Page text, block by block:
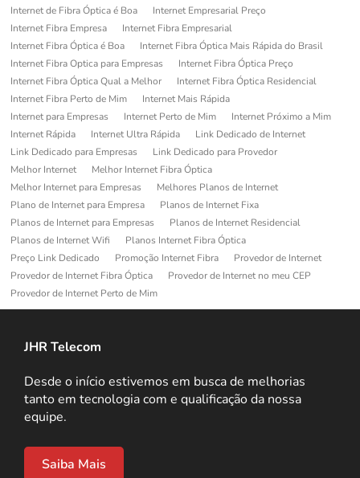
Internet de Fibra Óptica é Boa
Internet Empresarial Preço
Internet Fibra Empresa
Internet Fibra Empresarial
Internet Fibra Óptica é Boa
Internet Fibra Óptica Mais Rápida do Brasil
Internet Fibra Optica para Empresas
Internet Fibra Óptica Preço
Internet Fibra Óptica Qual a Melhor
Internet Fibra Óptica Residencial
Internet Fibra Perto de Mim
Internet Mais Rápida
Internet para Empresas
Internet Perto de Mim
Internet Próximo a Mim
Internet Rápida
Internet Ultra Rápida
Link Dedicado de Internet
Link Dedicado para Empresas
Link Dedicado para Provedor
Melhor Internet
Melhor Internet Fibra Óptica
Melhor Internet para Empresas
Melhores Planos de Internet
Plano de Internet para Empresa
Planos de Internet Fixa
Planos de Internet para Empresas
Planos de Internet Residencial
Planos de Internet Wifi
Planos Internet Fibra Óptica
Preço Link Dedicado
Promoção Internet Fibra
Provedor de Internet
Provedor de Internet Fibra Óptica
Provedor de Internet no meu CEP
Provedor de Internet Perto de Mim
JHR Telecom
Desde o início estivemos em busca de melhorias
tanto em tecnologia com e qualificação da nossa
equipe.
Saiba Mais